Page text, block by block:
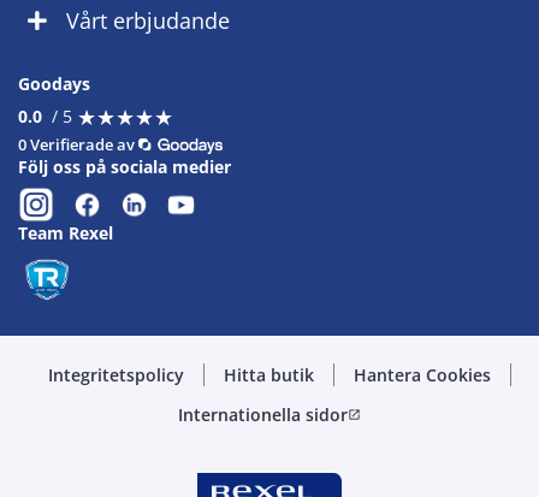
Vårt erbjudande
Goodays
0.0 / 5 ★★★★★
★★★★★
0 Verifierade av
Följ oss på sociala medier
Team Rexel
Integritetspolicy Hitta butik
Hantera Cookies
Internationella sidoropen_in_new